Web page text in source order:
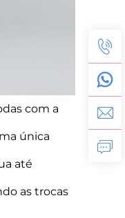
com a
única
até
as trocas